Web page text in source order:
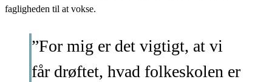
fagligheden til at vokse.
”For mig er det vigtigt, at vi
får drøftet, hvad folkeskolen er